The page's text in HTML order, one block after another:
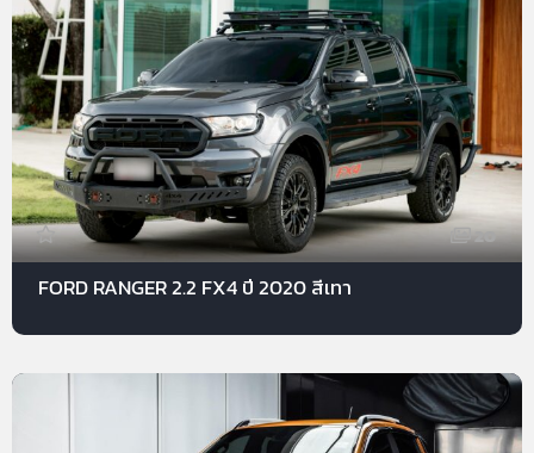
20
FORD RANGER 2.2 FX4 ปี 2020 สีเทา